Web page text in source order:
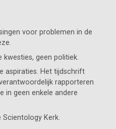
voor problemen in de
kwesties, geen politiek.
aspiraties. Het tijdschrift
rapporteren
in geen enkele andere
Scientology Kerk.